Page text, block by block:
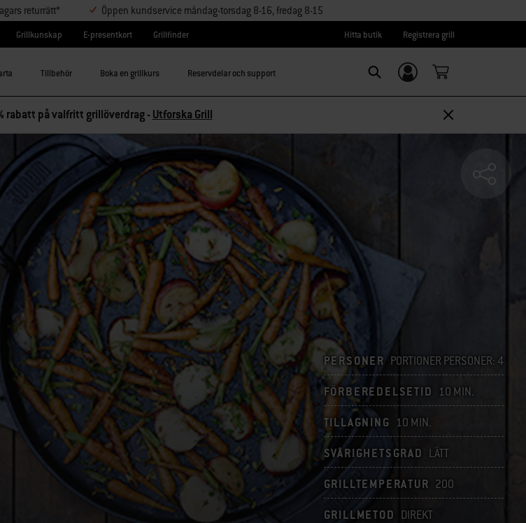
returrätt* Öppen kundservice måndag-torsdag 8-16, fredag 8-15
Grillkunskap E-presentkort Grillfinder Hitta butik Registrera grill
Tillbehör Boka en grillkurs Reservdelar och support
Logga in/
Registrera dig
rabatt på valfritt grillöverdrag - Utforska Grill
PERSONER PORTIONER PERSONER: 4
FÖRBEREDELSETID 10 MIN.
TILLAGNING 10 MIN.
SVÅRIGHETSGRAD LÄTT
GRILLTEMPERATUR 200
GRILLMETOD DIREKT